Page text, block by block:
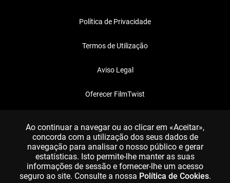
Política de Privacidade
Termos de Utilização
Aviso Legal
Oferecer FilmTwist
Ao continuar a navegar ou ao clicar em «Aceitar»,
concorda com a utilização dos seus dados de
navegação para analisar o nosso público e gerar
estatísticas. Isto permite-lhe manter as suas
informações de sessão e fornecer-lhe um acesso
seguro ao site. Consulte a nossa Política de Cookies.